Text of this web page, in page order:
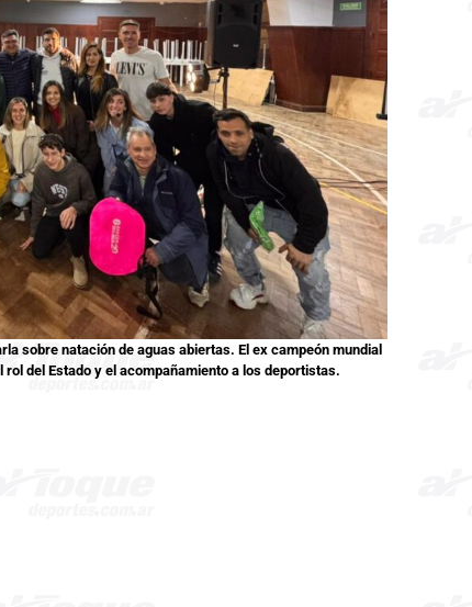
sobre natación de aguas abiertas. El ex campeón mundial
del Estado y el acompañamiento a los deportistas.